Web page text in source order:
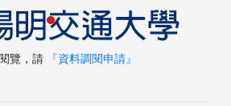
覽，請 『資料調閱申請』